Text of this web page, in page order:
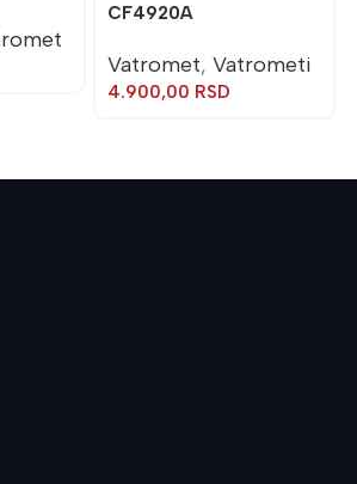
CF4920A
Vatromet, Vatrometi
4.900,00 RSD